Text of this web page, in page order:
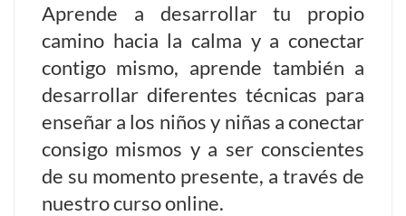
Aprende a desarrollar tu propio
camino hacia la calma y a conectar
contigo mismo, aprende también a
desarrollar diferentes técnicas para
enseñar a los niños y niñas a conectar
consigo mismos y a ser conscientes
de su momento presente, a través de
nuestro curso online.